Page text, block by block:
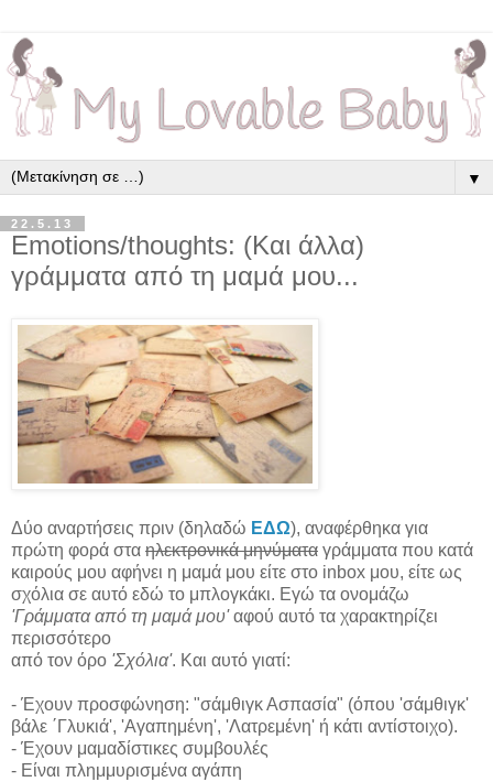
▼
22.5.13
Emotions/thoughts: (Και άλλα)
γράμματα από τη μαμά μου...
Δύο αναρτήσεις πριν (δηλαδώ ΕΔΩ), αναφέρθηκα για
πρώτη φορά στα ηλεκτρονικά μηνύματα γράμματα που κατά
καιρούς μου αφήνει η μαμά μου είτε στο inbox μου, είτε ως
σχόλια σε αυτό εδώ το μπλογκάκι. Εγώ τα ονομάζω
'Γράμματα από τη μαμά μου'αφού αυτό τα χαρακτηρίζει
περισσότερο
από τον όρο 'Σχόλια'. Και αυτό γιατί:
- Έχουν προσφώνηση: "σάμθιγκ Ασπασία" (όπου 'σάμθιγκ'
βάλε ΄Γλυκιά', 'Αγαπημένη', 'Λατρεμένη' ή κάτι αντίστοιχο).
- Έχουν μαμαδίστικες συμβουλές
- Είναι πλημμυρισμένα αγάπη